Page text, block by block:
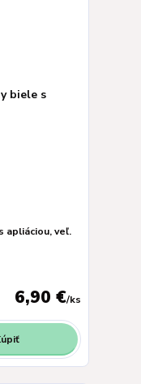
apliáciou, veľ.
6,90 €/ks